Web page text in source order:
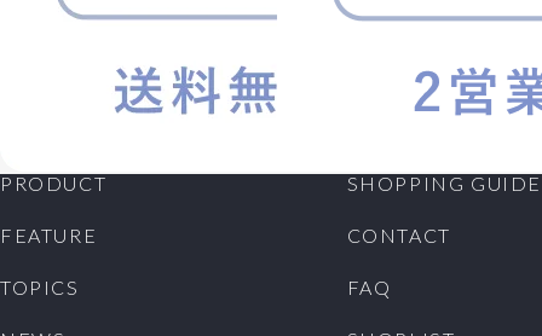
PRODUCT
FEATURE
TOPICS
SHOPPING GUIDE
CONTACT
FAQ